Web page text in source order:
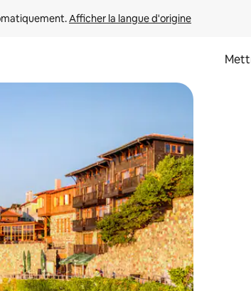
Afficher la langue d'origine
ou en appuyant et en faisant glisser.